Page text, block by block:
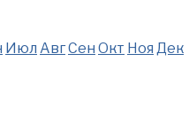
Июл АвгСен Окт Ноя Дек